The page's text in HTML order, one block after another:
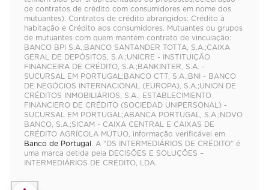
de contratos de crédito com consumidores em nome dos
mutuantes). Contratos de crédito abrangidos: Crédito à
habitação e Crédito aos consumidores. Mutuantes ou grupos
de mutuantes com quem mantém contrato de vinculação:
BANCO BPI S.A.;BANCO SANTANDER TOTTA, S.A.;CAIXA
GERAL DE DEPÓSITOS, S.A.;UNICRE - INSTITUIÇÃO
FINANCEIRA DE CRÉDITO, S.A.;BANKINTER, S.A. -
SUCURSAL EM PORTUGAL;BANCO CTT, S.A.;BNI - BANCO
DE NEGÓCIOS INTERNACIONAL (EUROPA), S.A.;UNION DE
CRÉDITOS INMOBILIÁRIOS, S.A., ESTABLECIMIENTO
FINANCIERO DE CRÉDITO (SOCIEDAD UNIPERSONAL) -
SUCURSAL EM PORTUGAL;ABANCA PORTUGAL, S.A.;NOVO
BANCO, S.A.;SICAM - CAIXA CENTRAL E CAIXAS DE
CRÉDITO AGRÍCOLA MÚTUO, informação verificável em
Banco de Portugal. A “DS INTERMEDIÁRIOS DE CRÉDITO” é
uma marca detida pela DECISÕES E SOLUÇÕES –
INTERMEDIÁRIOS DE CRÉDITO, LDA.